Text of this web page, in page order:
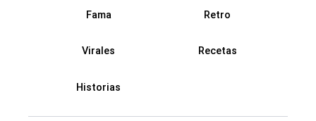
Fama Retro
Virales Recetas
Historias